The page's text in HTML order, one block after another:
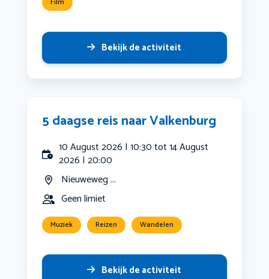
Film
Bekijk de activiteit
5 daagse reis naar Valkenburg
10 August 2026 | 10:30 tot 14 August
2026 | 20:00
Nieuweweg ...
Geen limiet
Muziek Reizen Wandelen
Bekijk de activiteit